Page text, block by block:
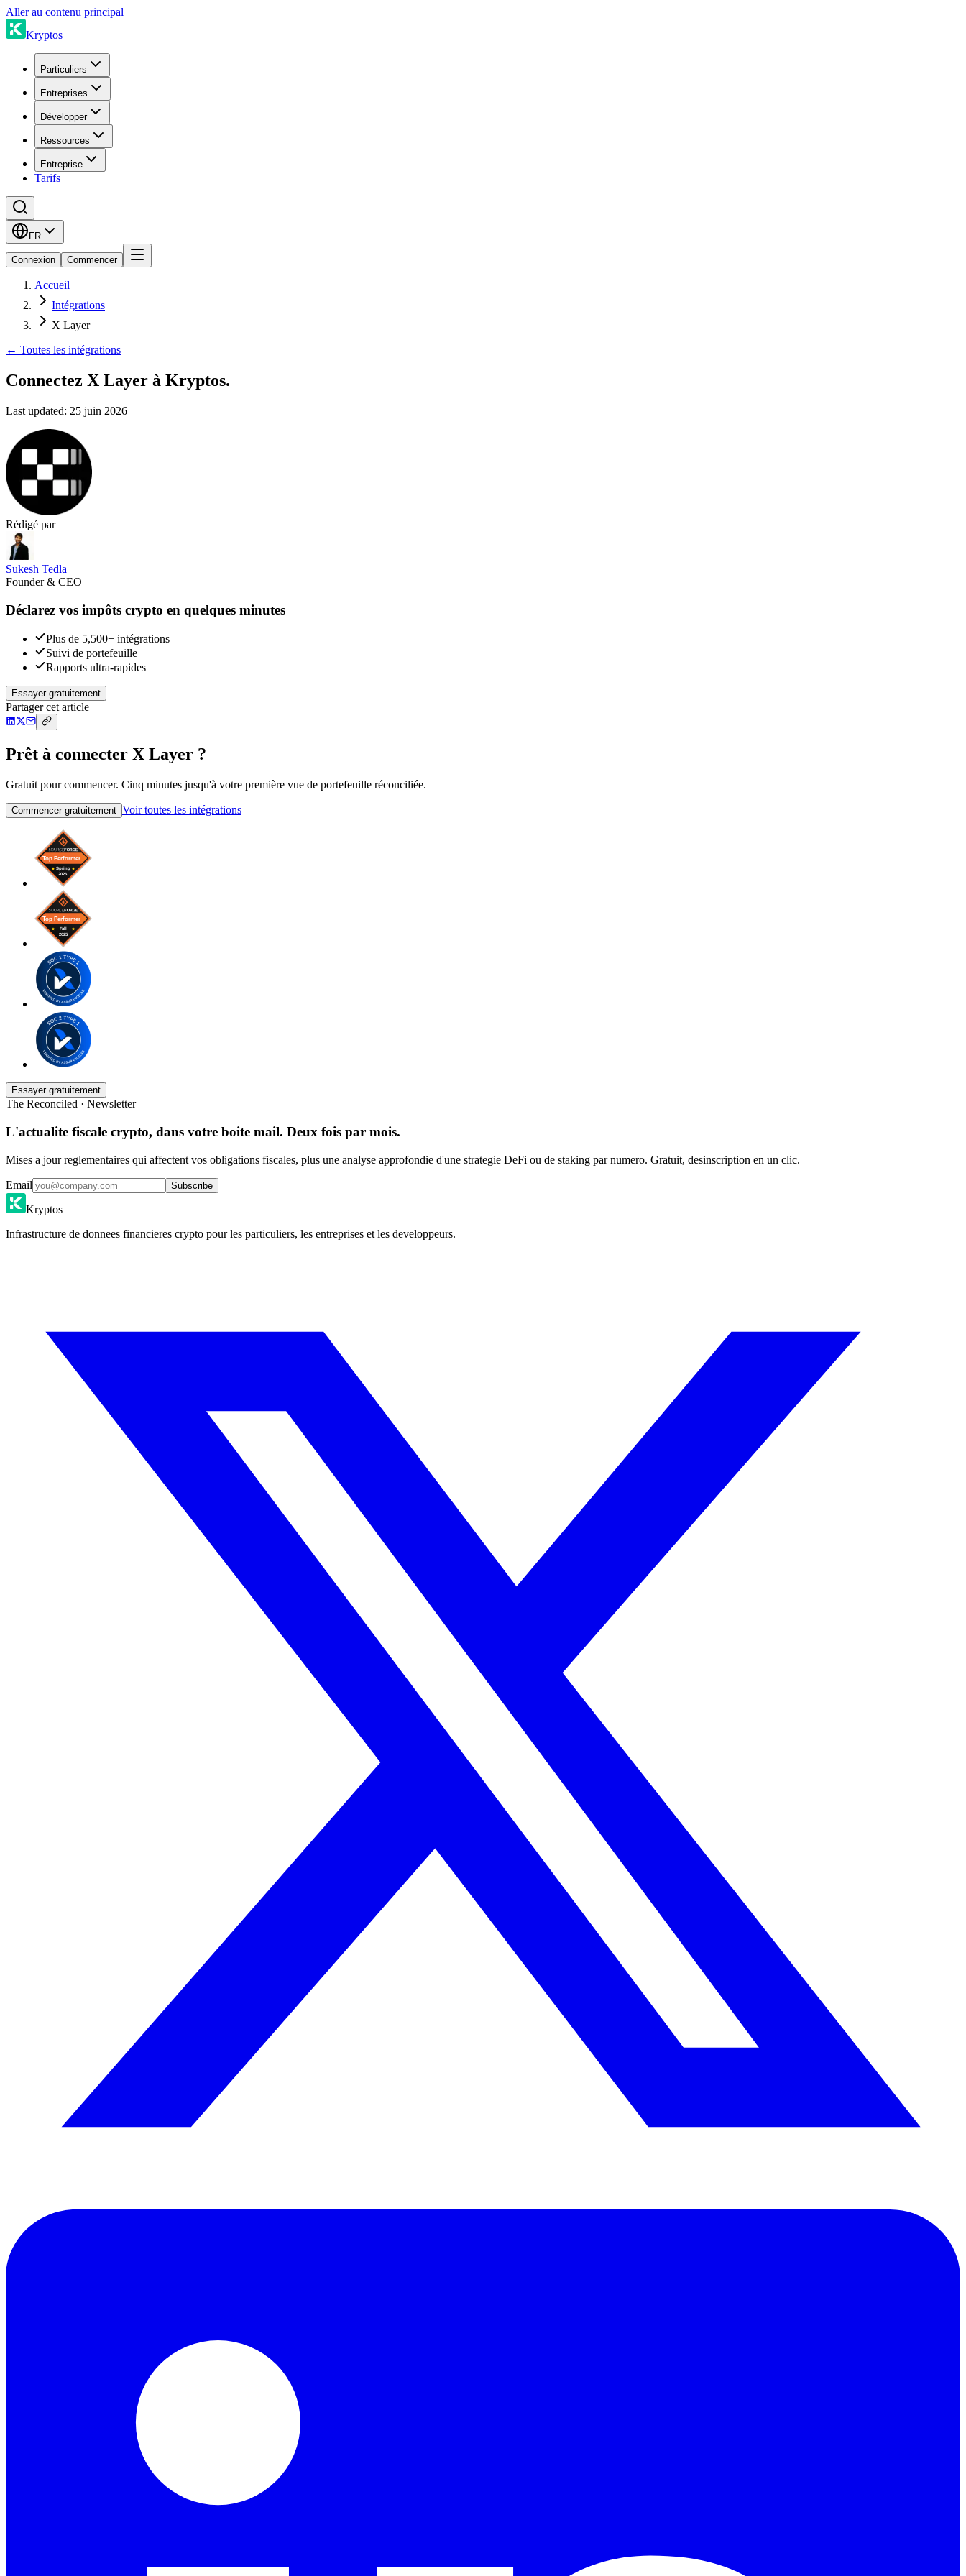
Aller au contenu principal
Kryptos
Particuliers
Entreprises
Développer
Ressources
Entreprise
Tarifs
FR
Connexion Commencer
Accueil
Intégrations
X Layer
← Toutes les intégrations
Connectez X Layer à Kryptos.
Last updated: 25 juin 2026
Rédigé par
Sukesh Tedla
Founder & CEO
Déclarez vos impôts crypto en quelques minutes
Plus de 5,500+ intégrations
Suivi de portefeuille
Rapports ultra-rapides
Essayer gratuitement
Partager cet article
Prêt à connecter X Layer ?
Gratuit pour commencer. Cinq minutes jusqu'à votre première vue de portefeuille réconciliée.
Commencer gratuitement Voir toutes les intégrations
Essayer gratuitement
The Reconciled · Newsletter
L'actualite fiscale crypto, dans votre boite mail. Deux fois par mois.
Mises a jour reglementaires qui affectent vos obligations fiscales, plus une analyse approfondie d'une strategie DeFi ou de staking par numero. Gratuit, desinscription en un clic.
Email Subscribe
Kryptos
Infrastructure de donnees financieres crypto pour les particuliers, les entreprises et les developpeurs.